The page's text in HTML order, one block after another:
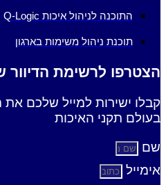
התוכנה לניהול איכות Q-Logic
תוכנת ניהול משימות בארגון
לרשימת הדיוור שלנו
ישירות למייל שלכם את
תקני האיכות